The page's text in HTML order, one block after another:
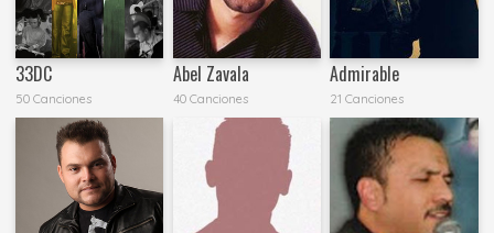
33DC
50 Canciones
Abel Zavala
40 Canciones
Admirable
21 Canciones